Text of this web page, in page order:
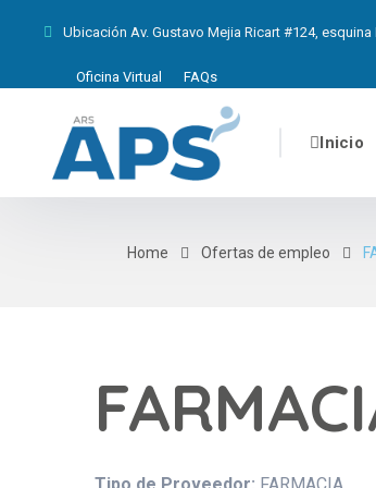
Ubicación Av. Gustavo Mejia Ricart #124,
Oficina Virtual FAQs
Inicio
Home Ofertas de empleo